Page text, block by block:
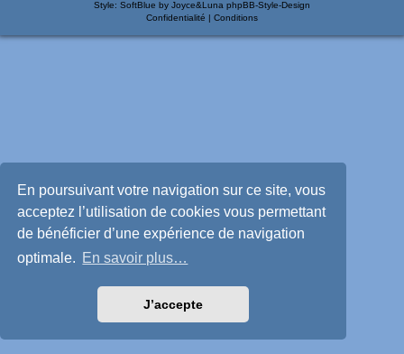
En poursuivant votre navigation sur ce site, vous
acceptez l’utilisation de cookies vous permettant
de bénéficier d’une expérience de navigation
optimale. En savoir plus…
J’accepte
Style: SoftBlue by Joyce&Luna phpBB-Style-Design
Confidentialité | Conditions